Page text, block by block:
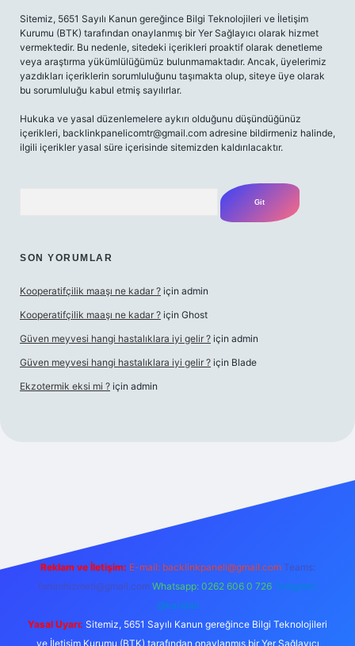
Sitemiz, 5651 Sayılı Kanun gereğince Bilgi Teknolojileri ve İletişim
Kurumu (BTK) tarafından onaylanmış bir Yer Sağlayıcı olarak hizmet
vermektedir. Bu nedenle, sitedeki içerikleri proaktif olarak denetleme
veya araştırma yükümlülüğümüz bulunmamaktadır. Ancak, üyelerimiz
yazdıkları içeriklerin sorumluluğunu taşımakta olup, siteye üye olarak
bu sorumluluğu kabul etmiş sayılırlar.
Hukuka ve yasal düzenlemelere aykırı olduğunu düşündüğünüz
içerikleri, backlinkpanelicomtr@gmail.com adresine bildirmeniz halinde,
ilgili içerikler yasal süre içerisinde sitemizden kaldırılacaktır.
SON YORUMLAR
Kooperatifçilik maaşı ne kadar ? için admin
Kooperatifçilik maaşı ne kadar ? için Ghost
Güven meyvesi hangi hastalıklara iyi gelir ? için admin
Güven meyvesi hangi hastalıklara iyi gelir ? için Blade
Ekzotermik eksi mi ? için admin
Reklam ve İletişim: E-mail: backlinkpaneli@gmail.com Teams:
forumhizmeti@gmail.com Whatsapp: 0262 606 0 726 Telegram:
@karabul
Yasal Uyarı: Sitemiz, 5651 Sayılı Kanun gereğince Bilgi Teknolojileri
ve İletişim Kurumu (BTK) tarafından onaylanmış bir Yer Sağlayıcı